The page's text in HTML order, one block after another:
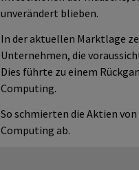
unverändert blieben.
In der aktuellen Marktlage
Unternehmen, die
Dies führte zu einem
Computing.
So schmierten die Aktien
Computing ab.